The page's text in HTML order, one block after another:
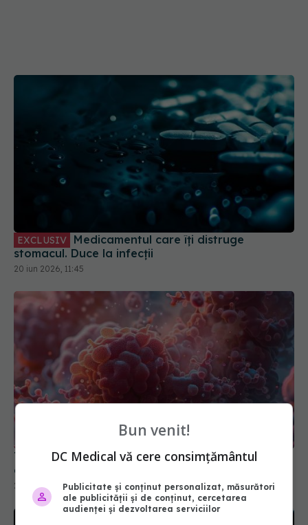
EXCLUSIV
stomacul. Duce la infecții
20 iun 2026, 11:45
Tratamentul care înfometează tumorile. Ce rol au
colesterolul și statinele
25 mai 2026, 15:53
Bun venit!
DC Medical vă cere consimțământul
Publicitate și conținut personalizat, măsurători
ale publicității și de conținut, cercetarea
audienței și dezvoltarea serviciilor